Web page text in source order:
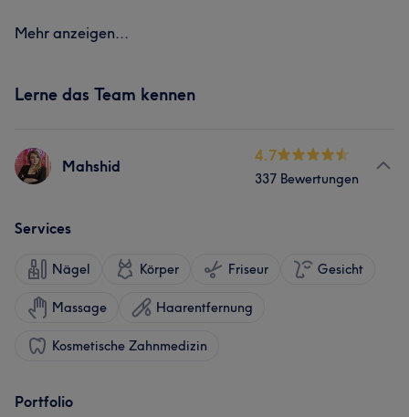
Mehr anzeigen...
Lerne das Team kennen
Mahshid
4.7
337 Bewertungen
Services
Nägel Körper Friseur Gesicht
Massage Haarentfernung
Kosmetische Zahnmedizin
Portfolio